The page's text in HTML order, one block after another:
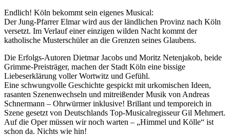
Endlich! Köln bekommt sein eigenes Musical:
Der Jung-Pfarrer Elmar wird aus der ländlichen Provinz nach Köln
versetzt. Im Verlauf einer einzigen wilden Nacht kommt der
katholische Musterschüler an die Grenzen seines Glaubens.
Die Erfolgs-Autoren Dietmar Jacobs und Moritz Netenjakob, beide
Grimme-Preisträger, machen der Stadt Köln eine bissige
Liebeserklärung voller Wortwitz und Gefühl.
Eine schwungvolle Geschichte gespickt mit urkomischen Ideen,
rasanten Szenenwechseln und mitreißender Musik von Andreas
Schnermann – Ohrwürmer inklusive! Brillant und temporeich in
Szene gesetzt von Deutschlands Top-Musicalregisseur Gil Mehmert.
Auf die Oper müssen wir noch warten – „Himmel und Kölle“ ist
schon da. Nichts wie hin!